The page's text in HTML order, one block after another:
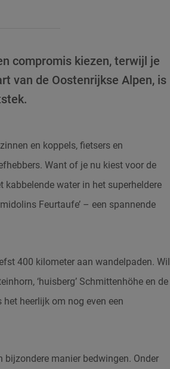
compromis kiezen, terwijl je
van de Oostenrijkse Alpen, is
en koppels, fietsers en
Want of je nu kiest voor de
kabbelende water in het superheldere
Feurtaufe’ – een spannende
400 kilometer aan wandelpaden. Wil
‘huisberg’ Schmittenhöhe en de
heerlijk om nog even een
manier bedwingen. Onder